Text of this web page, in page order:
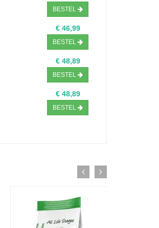
BESTEL
€ 46,99
BESTEL
€ 48,89
BESTEL
€ 48,89
BESTEL